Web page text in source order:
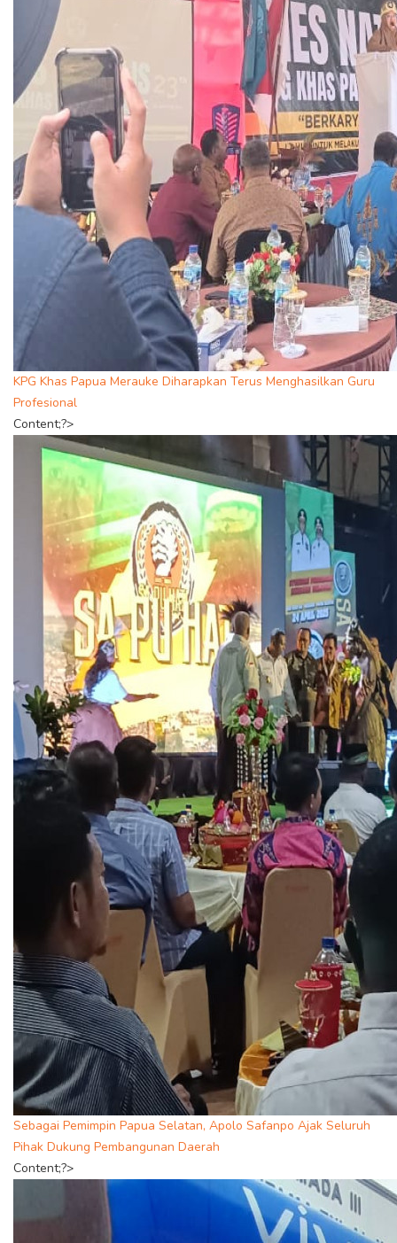
KPG Khas Papua Merauke Diharapkan Terus Menghasilkan Guru
Profesional
Content;?>
Sebagai Pemimpin Papua Selatan, Apolo Safanpo Ajak Seluruh
Pihak Dukung Pembangunan Daerah
Content;?>